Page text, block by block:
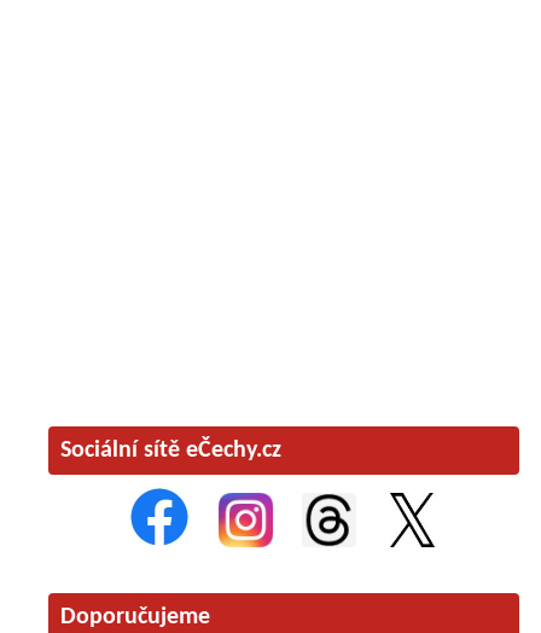
Sociální sítě eČechy.cz
Doporučujeme